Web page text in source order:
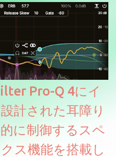
Pro-Q 4にイ
計された耳障り
に制御するスペ
ス機能を搭載し